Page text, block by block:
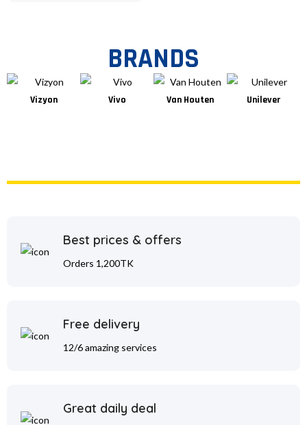
BRANDS
Vizyon Vivo Van Houten Unilever
Best prices & offers
Orders 1,200TK
Free delivery
12/6 amazing services
Great daily deal